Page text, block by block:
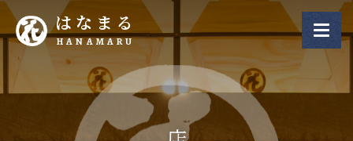
はなまる
HANAMARU